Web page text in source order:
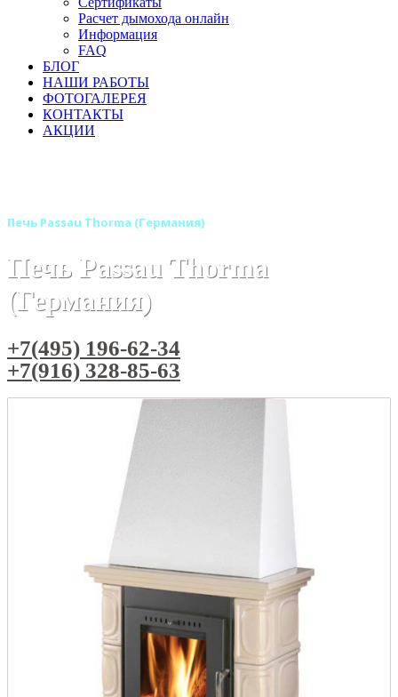
Расчет дымохода онлайн
Информация
FAQ
БЛОГ
НАШИ РАБОТЫ
ФОТОГАЛЕРЕЯ
КОНТАКТЫ
АКЦИИ
Печь Passau Thorma (Германия)
Печь Passau Thorma
(Германия)
+7(495) 196-62-34
+7(916) 328-85-63